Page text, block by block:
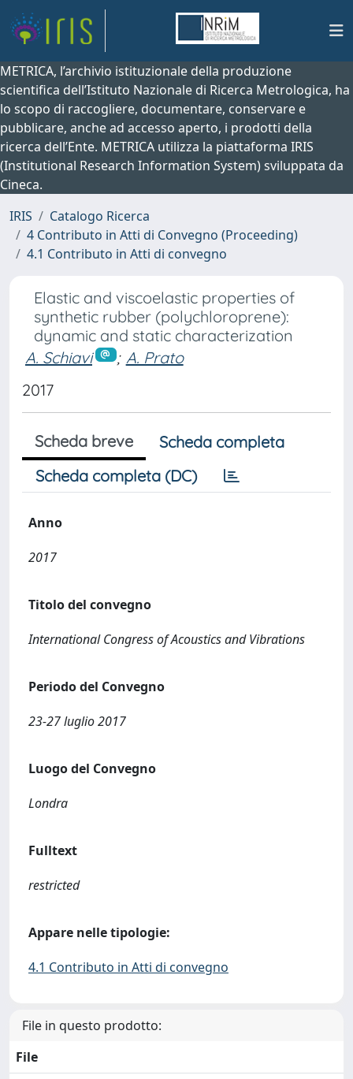
METRICA, l’archivio istituzionale della produzione
scientifica dell’Istituto Nazionale di Ricerca Metrologica, ha
lo scopo di raccogliere, documentare, conservare e
pubblicare, anche ad accesso aperto, i prodotti della
ricerca dell’Ente. METRICA utilizza la piattaforma IRIS
(Institutional Research Information System) sviluppata da
Cineca.
IRIS
Catalogo Ricerca
4 Contributo in Atti di Convegno (Proceeding)
4.1 Contributo in Atti di convegno
Elastic and viscoelastic properties of
synthetic rubber (polychloroprene):
dynamic and static characterization
A. Schiavi
; A. Prato
2017
Scheda breve
Scheda completa
Scheda completa (DC)
Anno
2017
Titolo del convegno
International Congress of Acoustics and Vibrations
Periodo del Convegno
23-27 luglio 2017
Luogo del Convegno
Londra
Fulltext
restricted
Appare nelle tipologie:
4.1 Contributo in Atti di convegno
File in questo prodotto:
File